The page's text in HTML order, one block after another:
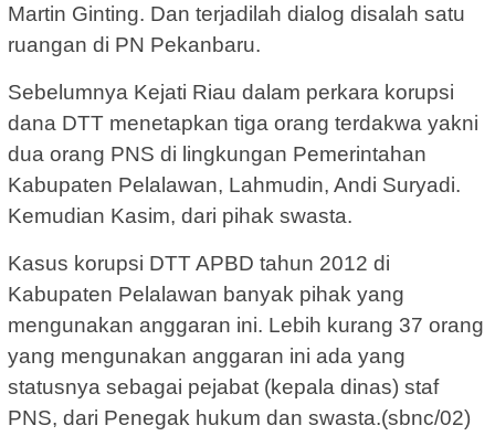
Martin Ginting. Dan terjadilah dialog disalah satu
ruangan di PN Pekanbaru.
Sebelumnya Kejati Riau dalam perkara korupsi
dana DTT menetapkan tiga orang terdakwa yakni
dua orang PNS di lingkungan Pemerintahan
Kabupaten Pelalawan, Lahmudin, Andi Suryadi.
Kemudian Kasim, dari pihak swasta.
Kasus korupsi DTT APBD tahun 2012 di
Kabupaten Pelalawan banyak pihak yang
mengunakan anggaran ini. Lebih kurang 37 orang
yang mengunakan anggaran ini ada yang
statusnya sebagai pejabat (kepala dinas) staf
PNS, dari Penegak hukum dan swasta.(sbnc/02)